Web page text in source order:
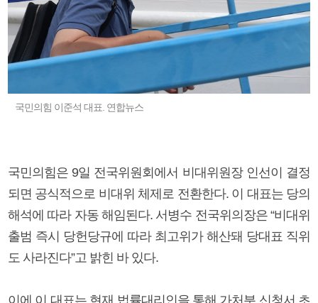
국민의힘 이준석 대표. 연합뉴스
국민의힘은 9일 전국위원회에서 비대위원장 인선이 결정
되면 공식적으로 비대위 체제로 전환한다. 이 대표는 당의
해석에 따라 자동 해임된다. 서병수 전국위의장은 “비대위
출범 즉시 당헌당규에 따라 최고위가 해산돼 당대표 직위
도 사라진다”고 밝힌 바 있다.
이에 이 대표는 현재 법률대리인을 통해 가처분 신청서 초